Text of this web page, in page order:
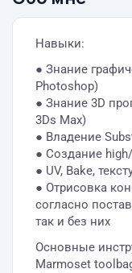
Навыки:
● Знание
Photoshop)
● Знание 3D
3Ds Max)
● Владение
● Создание
● UV, Bake,
● Отрисовка
согласно
так и без них
Основные
Marmoset